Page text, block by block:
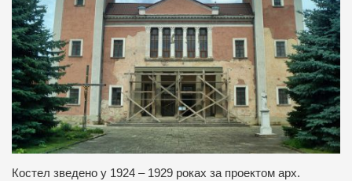
Костел зведено у 1924 – 1929 роках за проектом арх.